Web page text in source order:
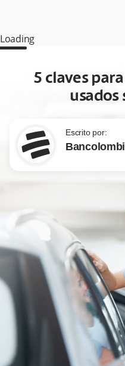
Loading
5 claves
usados
Escrito por: